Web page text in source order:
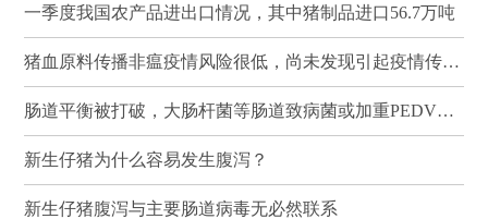
一季度我国农产品进出口情况，其中猪制品进口56.7万吨
猪血原料传播非瘟疫情风险很低，尚未发现引起疫情传播的案例
肠道平衡被打破，大肠杆菌等肠道致病菌或加重PEDV感染
新生仔猪为什么容易发生腹泻？
新生仔猪腹泻与主要肠道病毒无必然联系